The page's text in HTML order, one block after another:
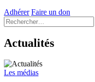
Adhérer Faire un don
Rechercher :
Actualités
Les médias